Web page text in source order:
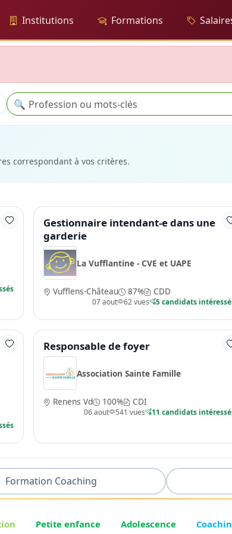
Institutions Formations
Recherche
🔍
correspondant à vos critères.
Gestionnaire intendant-e dans une
garderie
La Vufflantine - CVE et UAPE
Vufflens-Château 87% CDD
07 aout 62 vues 5 candidats
Responsable de foyer
Association Sainte Famille
Renens Vd 100% CDI
06 aout 541 vues 11 candidats
Formation Coaching
Petite enfance Adolescence